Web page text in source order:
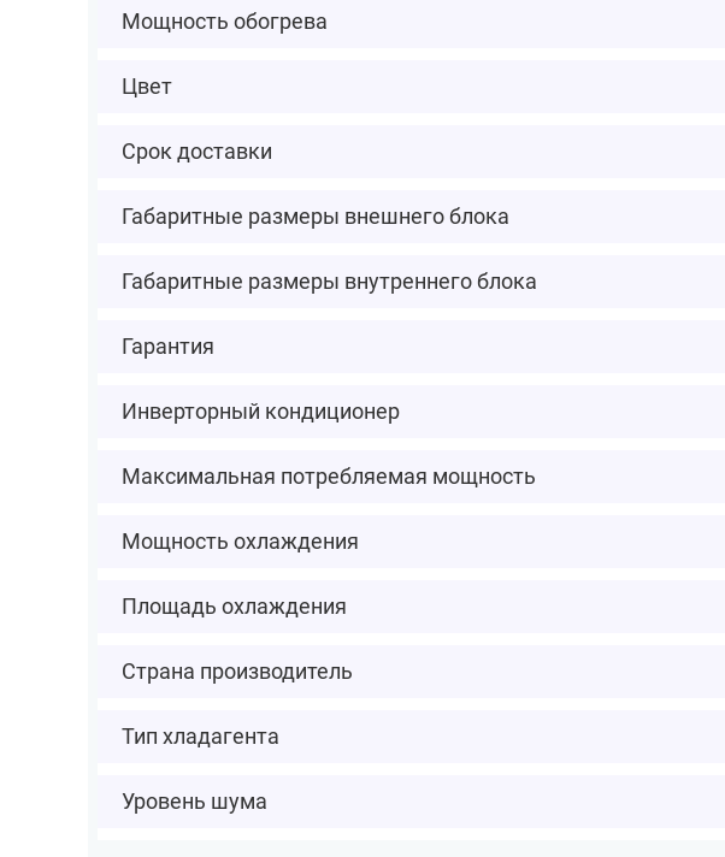
Мощность обогрева
Цвет
Срок доставки
Габаритные размеры внешнего блока
Габаритные размеры внутреннего блока
Гарантия
Инверторный кондиционер
Максимальная потребляемая мощность
Мощность охлаждения
Площадь охлаждения
Страна производитель
Тип хладагента
Уровень шума